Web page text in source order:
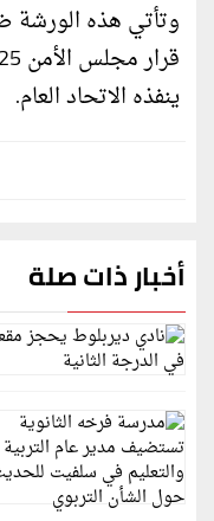
وتأتي هذه الورشة
ينفذه الاتحاد العام.
أخبار ذات صلة